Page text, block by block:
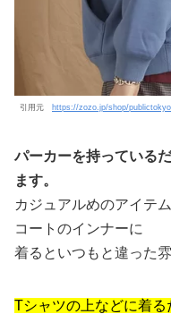
引用元 https://zozo.jp/shop/
パーカーを持っている
ます。
カジュアルめのアイテ
コートのインナーに
着るといつもと違った
Tシャツの上などに着る